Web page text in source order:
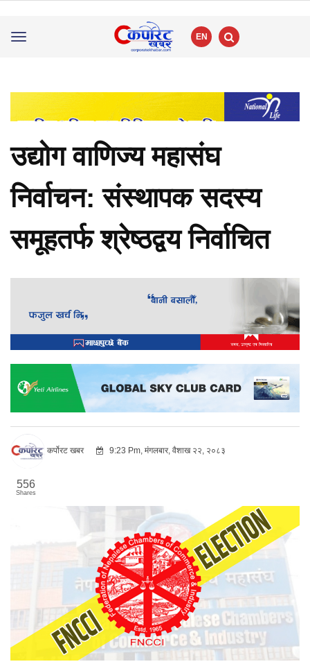
Toggle
EN
उद्योग वाणिज्य महासंघ
निर्वाचन: संस्थापक सदस्य
समूहतर्फ श्रेष्ठद्वय निर्वाचित
कर्पोरट खबर 9:23 Pm, मंगलबार, वैशाख २२, २०८३
556
Shares